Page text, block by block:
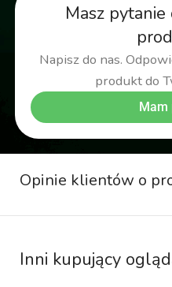
Masz
Napisz do nas.
produkt do
Mam
Opinie klientów o
Inni kupujący